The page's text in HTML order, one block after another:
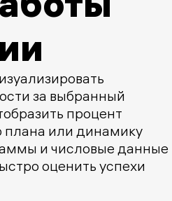
за выбранный
процент
плана или динамику
и числовые данные
оценить успехи